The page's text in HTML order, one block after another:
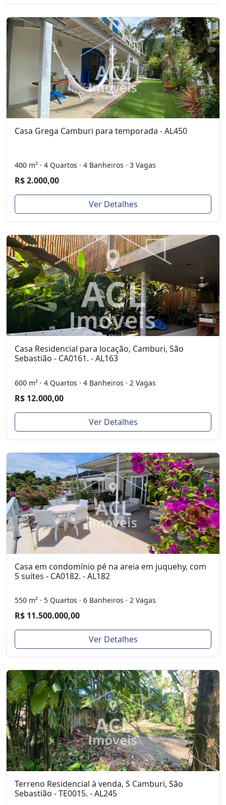
Casa Grega Camburi para temporada - AL450
400 m² · 4 Quartos · 4 Banheiros · 3 Vagas
R$ 2.000,00
Ver Detalhes
Casa Residencial para locação, Camburi, São
Sebastião - CA0161. - AL163
600 m² · 4 Quartos · 4 Banheiros · 2 Vagas
R$ 12.000,00
Ver Detalhes
Casa em condomínio pé na areia em juquehy, com
5 suítes - CA0182. - AL182
550 m² · 5 Quartos · 6 Banheiros · 2 Vagas
R$ 11.500.000,00
Ver Detalhes
Terreno Residencial à venda, S Camburi, São
Sebastião - TE0015. - AL245